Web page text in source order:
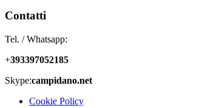
Contatti
Tel. / Whatsapp:
+393397052185
Skype:campidano.net
Cookie Policy